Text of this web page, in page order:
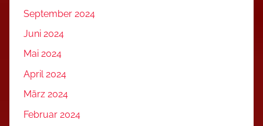
September 2024
Juni 2024
Mai 2024
April 2024
März 2024
Februar 2024